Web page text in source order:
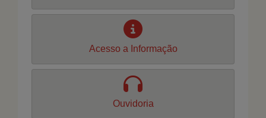
Acesso a Informação
Ouvidoria